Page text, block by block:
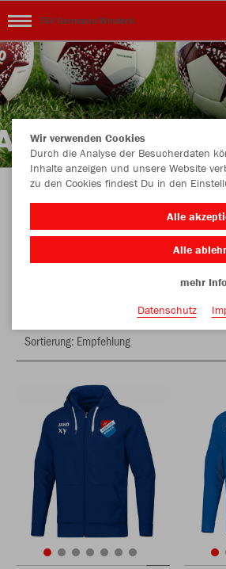
TSV Germania Windeck
TEAMSHOP - TSV
Farbe
Wir verwenden Cookies
Durch die Analyse der Besucherdaten
Inhalte anzeigen und unsere Website
zu den Cookies findest Du in den
Alle
Alle
mehr
Datenschutz